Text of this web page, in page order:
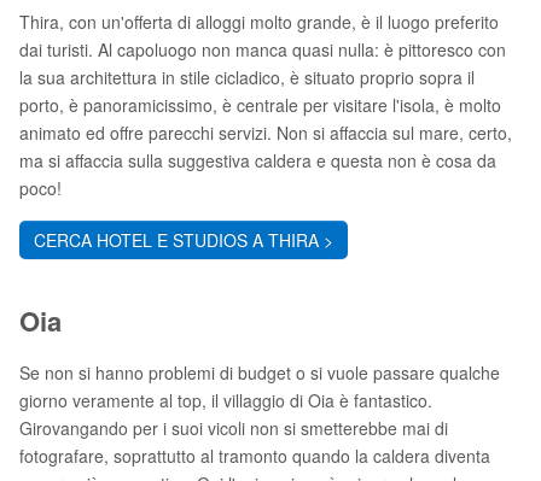
Thira, con un'offerta di alloggi molto grande, è il luogo preferito
dai turisti. Al capoluogo non manca quasi nulla: è pittoresco con
la sua architettura in stile cicladico, è situato proprio sopra il
porto, è panoramicissimo, è centrale per visitare l'isola, è molto
animato ed offre parecchi servizi. Non si affaccia sul mare, certo,
ma si affaccia sulla suggestiva caldera e questa non è cosa da
poco!
CERCA HOTEL E STUDIOS A THIRA >
Oia
Se non si hanno problemi di budget o si vuole passare qualche
giorno veramente al top, il villaggio di Oia è fantastico.
Girovangando per i suoi vicoli non si smetterebbe mai di
fotografare, soprattutto al tramonto quando la caldera diventa